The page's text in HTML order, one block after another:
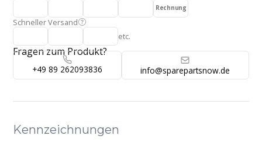
Rechnung
Schneller Versand
etc.
Fragen zum Produkt?
+49 89 262093836 info@sparepartsnow.de
Kennzeichnungen